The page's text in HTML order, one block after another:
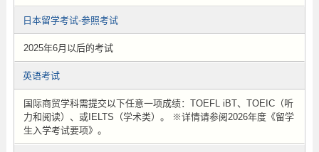
日本留学考试-参照考试
2025年6月以后的考试
英语考试
国际商贸学科需提交以下任意一项成绩：TOEFL iBT、TOEIC（听
力和阅读）、或IELTS（学术类）。 ※详情请参阅2026年度《留学
生入学考试要项》。